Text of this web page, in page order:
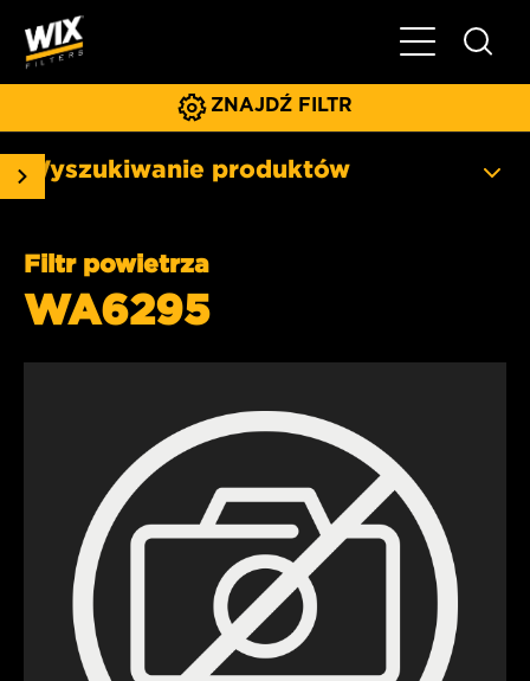
Pokaż/ukryj
ZNAJDŹ FILTR
Wyszukiwanie produktów
Filtr powietrza
WA6295